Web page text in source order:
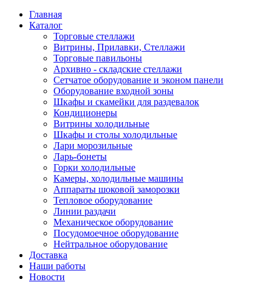
Главная
Каталог
Торговые стеллажи
Витрины, Прилавки, Стеллажи
Торговые павильоны
Архивно - складские стеллажи
Сетчатое оборудование и эконом панели
Оборудование входной зоны
Шкафы и скамейки для раздевалок
Кондиционеры
Витрины холодильные
Шкафы и столы холодильные
Лари морозильные
Ларь-бонеты
Горки холодильные
Камеры, холодильные машины
Аппараты шоковой заморозки
Тепловое оборудование
Линии раздачи
Механическое оборудование
Посудомоечное оборудование
Нейтральное оборудование
Доставка
Наши работы
Новости